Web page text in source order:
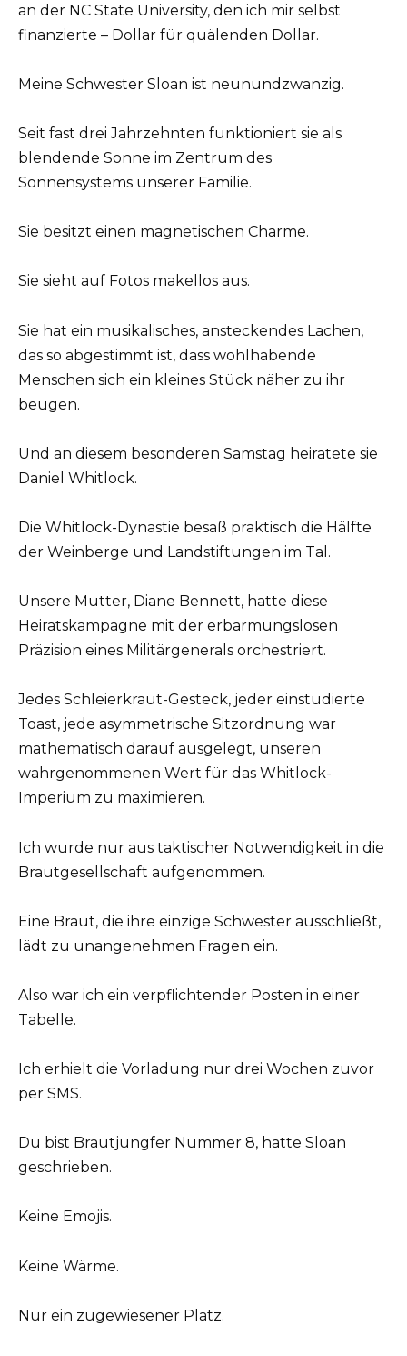
an der NC State University, den ich mir selbst
finanzierte – Dollar für quälenden Dollar.
Meine Schwester Sloan ist neunundzwanzig.
Seit fast drei Jahrzehnten funktioniert sie als
blendende Sonne im Zentrum des
Sonnensystems unserer Familie.
Sie besitzt einen magnetischen Charme.
Sie sieht auf Fotos makellos aus.
Sie hat ein musikalisches, ansteckendes Lachen,
das so abgestimmt ist, dass wohlhabende
Menschen sich ein kleines Stück näher zu ihr
beugen.
Und an diesem besonderen Samstag heiratete sie
Daniel Whitlock.
Die Whitlock-Dynastie besaß praktisch die Hälfte
der Weinberge und Landstiftungen im Tal.
Unsere Mutter, Diane Bennett, hatte diese
Heiratskampagne mit der erbarmungslosen
Präzision eines Militärgenerals orchestriert.
Jedes Schleierkraut-Gesteck, jeder einstudierte
Toast, jede asymmetrische Sitzordnung war
mathematisch darauf ausgelegt, unseren
wahrgenommenen Wert für das Whitlock-
Imperium zu maximieren.
Ich wurde nur aus taktischer Notwendigkeit in die
Brautgesellschaft aufgenommen.
Eine Braut, die ihre einzige Schwester ausschließt,
lädt zu unangenehmen Fragen ein.
Also war ich ein verpflichtender Posten in einer
Tabelle.
Ich erhielt die Vorladung nur drei Wochen zuvor
per SMS.
Du bist Brautjungfer Nummer 8, hatte Sloan
geschrieben.
Keine Emojis.
Keine Wärme.
Nur ein zugewiesener Platz.